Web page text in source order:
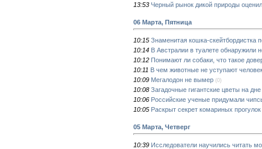
13:53 Черный рынок дикой природы
06 Марта, Пятница
10:15 Знаменитая кошка-скейтбордистка
10:14 В Австралии в туалете обнаружили
10:12 Понимают ли собаки, что такое
10:11 В чем животные не уступают
10:09 Мегалодон не вымер (0)
10:08 Загадочные гигантские цветы на
10:06 Российские ученые придумали
10:05 Раскрыт секрет комариных
05 Марта, Четверг
10:39 Исследователи научились читать